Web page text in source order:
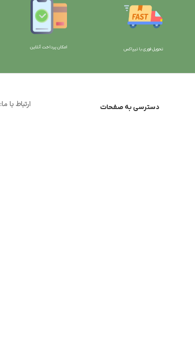
تحویل فوری با تیپاکس امکان پرداخت آنلاین
دسترسی به صفحات
ارتباط با ما: